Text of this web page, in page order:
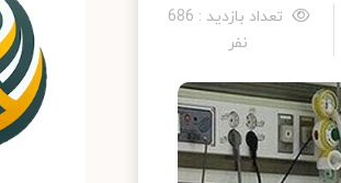
تعداد بازدید : 686
نفر